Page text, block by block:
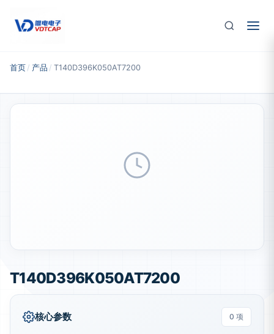
首页 / 产品 / T140D396K050AT7200
T140D396K050AT7200
核心参数 0 项